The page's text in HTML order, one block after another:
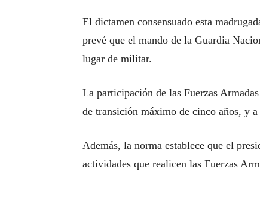
El dictamen consensuado esta
prevé que el mando de la Guardia
lugar de militar.
La participación de las Fuerzas
de transición máximo de cinco años, y a
Además, la norma establece que el
actividades que realicen las Fuerzas